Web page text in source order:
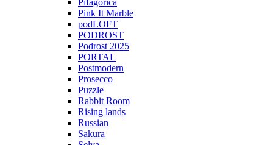
Pifagorica
Pink It Marble
podLOFT
PODROST
Podrost 2025
PORTAL
Postmodern
Prosecco
Puzzle
Rabbit Room
Rising lands
Russian
Sakura